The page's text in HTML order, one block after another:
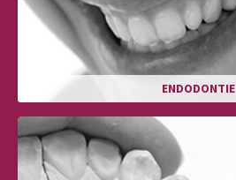
ENDODONTIE